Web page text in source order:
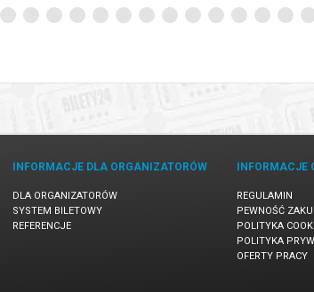
INFORMACJE DLA ORGANIZATORÓW
DLA ORGANIZATORÓW
SYSTEM BILETOWY
REFERENCJE
INFORMACJE
REGULAMIN
PEWNOŚĆ
POLITYKA
POLITYKA
OFERTY PRACY